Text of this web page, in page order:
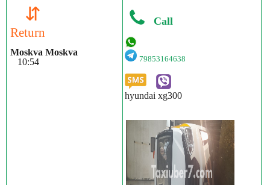
⇵
Return
Moskva Moskva
10:54
Call
79853164638
hyundai xg300